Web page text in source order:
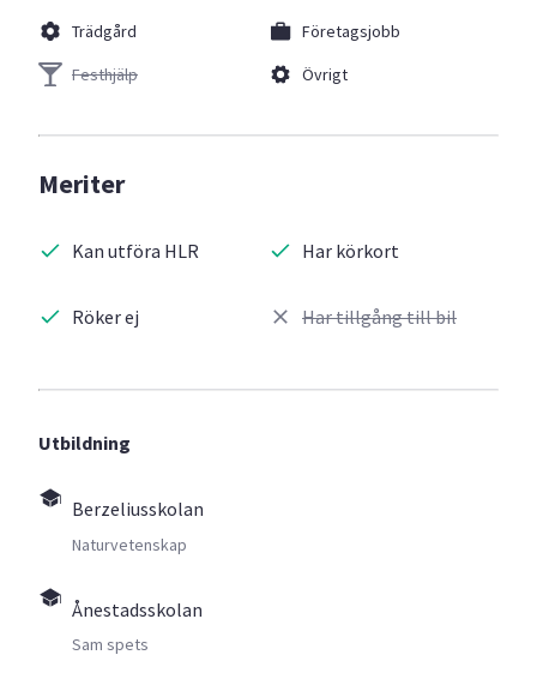
Trädgård
Festhjälp
Företagsjobb
Övrigt
Meriter
Kan utföra HLR
Röker ej
Har körkort
Har tillgång till bil
Utbildning
Berzeliusskolan
Naturvetenskap
Ånestadsskolan
Sam spets